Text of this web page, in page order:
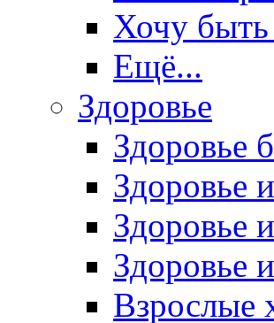
Хочу
Ещё...
Здоровье
Здоровье
Здоровье
Здоровье
Здоровье
Взрослые